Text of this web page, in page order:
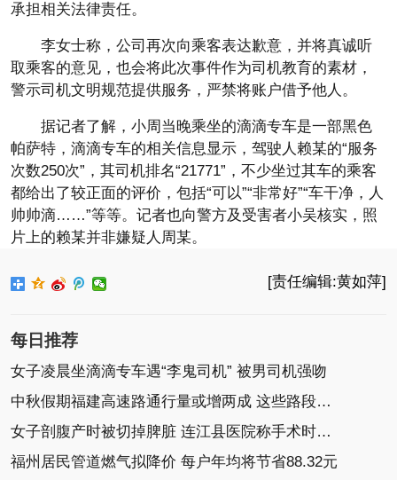
承担相关法律责任。
李女士称，公司再次向乘客表达歉意，并将真诚听
取乘客的意见，也会将此次事件作为司机教育的素材，
警示司机文明规范提供服务，严禁将账户借予他人。
据记者了解，小周当晚乘坐的滴滴专车是一部黑色
帕萨特，滴滴专车的相关信息显示，驾驶人赖某的“服务
次数250次”，其司机排名“21771”，不少坐过其车的乘客
都给出了较正面的评价，包括“可以”“非常好”“车干净，人
帅帅滴……”等等。记者也向警方及受害者小吴核实，照
片上的赖某并非嫌疑人周某。
[责任编辑:黄如萍]
每日推荐
女子凌晨坐滴滴专车遇“李鬼司机” 被男司机强吻
中秋假期福建高速路通行量或增两成 这些路段可能
女子剖腹产时被切掉脾脏 连江县医院称手术时破裂
福州居民管道燃气拟降价 每户年均将节省88.32元